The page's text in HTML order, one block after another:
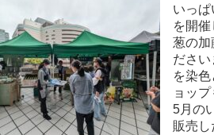
いっ
を開
葱の加
ださ
を染
ョッ
5月の
販売